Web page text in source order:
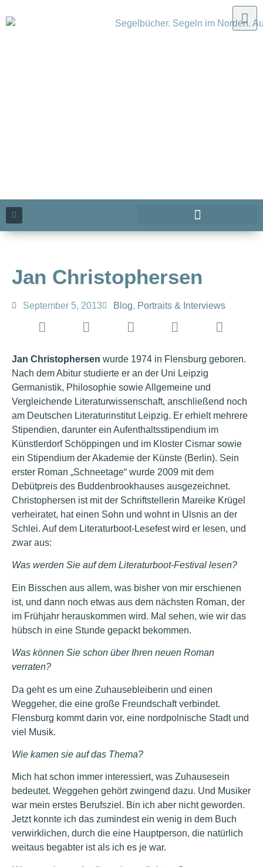
Jan Christophersen
September 5, 2013 Blog, Portraits & Interviews
Jan Christophersen wurde 1974 in Flensburg geboren.
Nach dem Abitur studierte er an der Uni Leipzig
Germanistik, Philosophie sowie Allgemeine und
Vergleichende Literaturwissenschaft, anschließend noch
am Deutschen Literaturinstitut Leipzig. Er erhielt mehrere
Stipendien, darunter ein Aufenthaltsstipendium im
Künstlerdorf Schöppingen und im Kloster Cismar sowie
ein Stipendium der Akademie der Künste (Berlin). Sein
erster Roman „Schneetage“ wurde 2009 mit dem
Debütpreis des Buddenbrookhauses ausgezeichnet.
Christophersen ist mit der Schriftstellerin Mareike Krügel
verheiratet, hat einen Sohn und wohnt in Ulsnis an der
Schlei. Auf dem Literaturboot-Lesefest wird er lesen, und
zwar aus:
Was werden Sie auf dem Literaturboot-Festival lesen?
Ein Bisschen aus allem, was bisher von mir erschienen
ist, und dann noch etwas aus dem nächsten Roman, der
im Frühjahr herauskommen wird. Mal sehen, wie wir das
hübsch in eine Stunde gepackt bekommen.
Was können Sie schon über Ihren neuen Roman
verraten?
Da geht es um eine Zuhausebleiberin und einen
Weggeher, die eine große Freundschaft verbindet.
Flensburg kommt darin vor, eine nordpolnische Stadt und
viel Musik.
Wie kamen sie auf das Thema?
Mich hat schon immer interessiert, was Zuhausesein
bedeutet. Weggehen gehört zwingend dazu. Und Musiker
war mein erstes Berufsziel. Bin ich aber nicht geworden.
Jetzt konnte ich das zumindest ein wenig in dem Buch
verwirklichen, durch die eine Hauptperson, die natürlich
weitaus begabter ist als ich es je war.